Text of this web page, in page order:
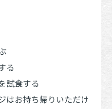
る
試食する
はお持ち帰りいただけ